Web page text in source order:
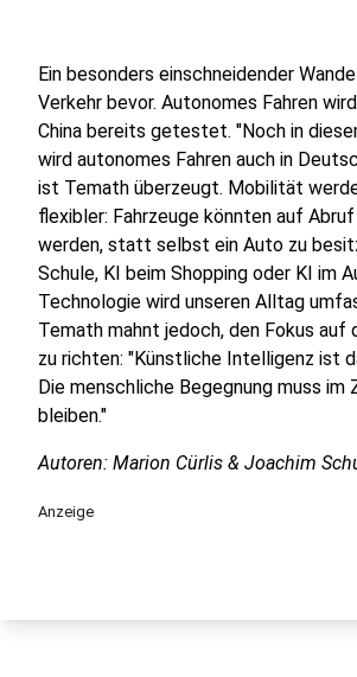
Ein besonders einschneidender
Verkehr bevor. Autonomes Fahren
China bereits getestet. "Noch in
wird autonomes Fahren auch in
ist Temath überzeugt. Mobilität
flexibler: Fahrzeuge könnten auf
werden, statt selbst ein Auto zu
Schule, KI beim Shopping oder KI im
Technologie wird unseren Alltag
Temath mahnt jedoch, den Fokus auf
zu richten: "Künstliche Intelligenz ist
Die menschliche Begegnung muss im
bleiben."
Autoren: Marion Cürlis & Joachim
Anzeige